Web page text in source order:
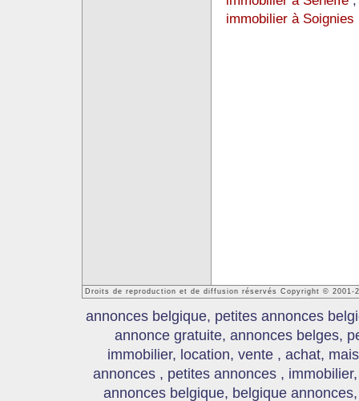
immobilier à Soignies
Droits de reproduction et de diffusion réservés Copyright © 2001-
annonces belgique, petites annonces
annonce gratuite, annonces belges,
immobilier, location, vente , achat,
annonces , petites annonces ,
annonces belgique, belgique